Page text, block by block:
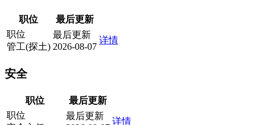
职位
最后更新
职位
管工(探土)
最后更新
2026-08-07
详情
安全
职位
最后更新
职位
最后更新
详情